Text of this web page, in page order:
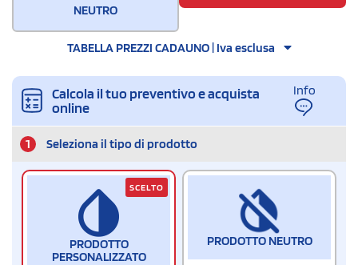
NEUTRO
TABELLA PREZZI CADAUNO | Iva esclusa
Calcola il tuo preventivo e acquista
online
Info
1 Seleziona il tipo di prodotto
PRODOTTO
PERSONALIZZATO
SCELTO
PRODOTTO NEUTRO